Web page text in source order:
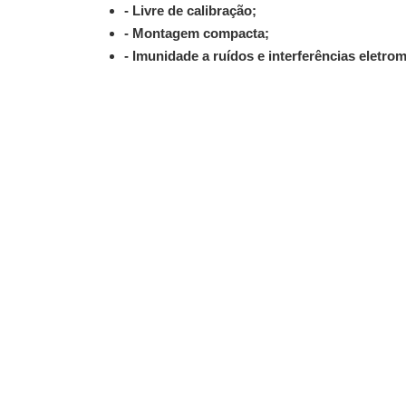
- Livre de calibração;
- Montagem compacta;
- Imunidade a ruídos e interferências